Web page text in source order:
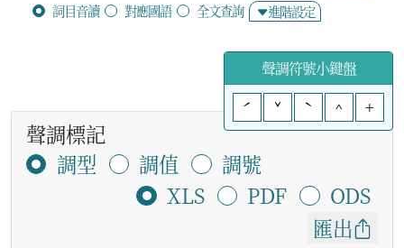
詞目音讀 對應國語 全文查詢 進階設定
聲調符號小鍵盤
ˊ
ˇ ˋ ^ +
聲調標記
調型
調值
調號
XLS
PDF
ODS
匯出